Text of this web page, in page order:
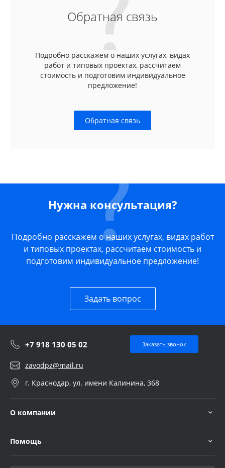
Обратная связь
Подробно расскажем о наших услугах, видах
работ и типовых проектах, рассчитаем
стоимость и подготовим индивидуальное
предложение!
Обратная связь
Нужна консультация?
Подробно расскажем о наших услугах, видах работ
и типовых проектах, рассчитаем стоимость и
подготовим индивидуальное предложение!
Задать вопрос
+7 918 130 05 02 Заказать звонок
zavodpz@mail.ru
г. Краснодар, ул. имени Калинина, 368
О компании
Помощь